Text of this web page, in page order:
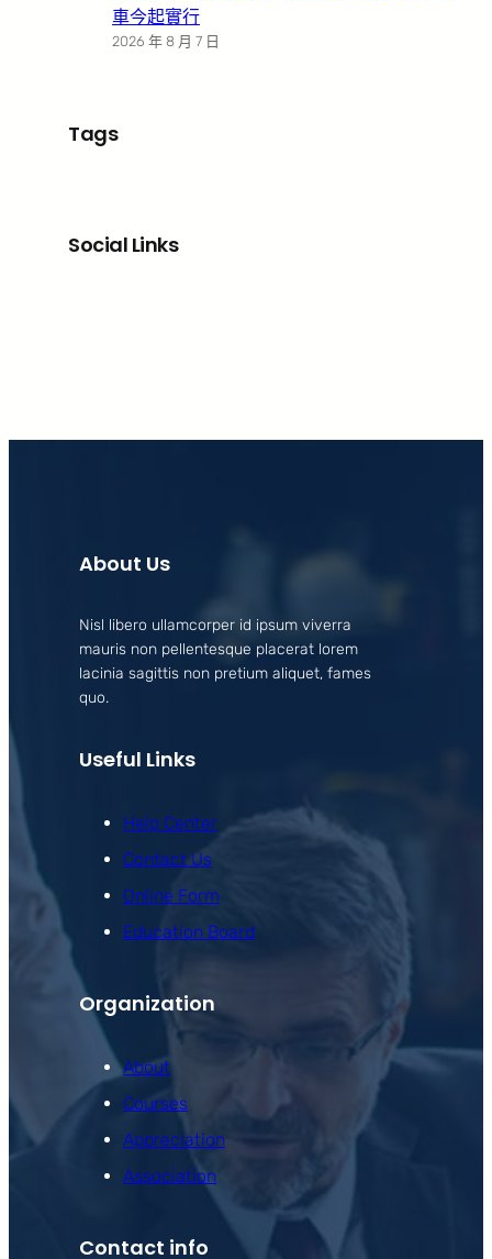
車今起實行
2026 年 8 月 7 日
Tags
Social Links
About Us
Nisl libero ullamcorper id ipsum viverra
mauris non pellentesque placerat lorem
lacinia sagittis non pretium aliquet, fames
quo.
Useful Links
Help Center
Contact Us
Online Form
Education Board
Organization
About
Courses
Appreciation
Association
Contact info